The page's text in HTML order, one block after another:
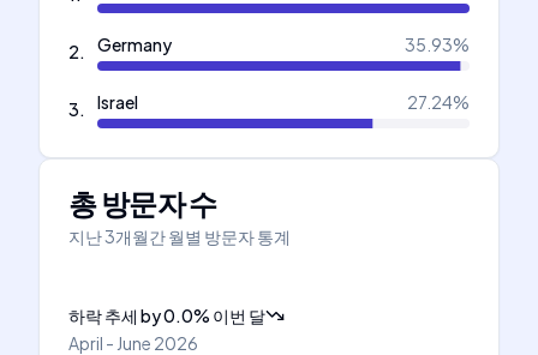
2. Germany 35.93%
3. Israel 27.24%
총 방문자 수
지난 3개월간 월별 방문자 통계
하락 추세 by0.0% 이번 달
April - June 2026